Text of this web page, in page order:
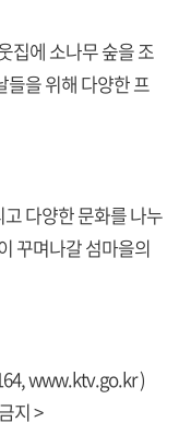
집에 소나무 숲을 조
들을 위해 다양한 프
다양한 문화를 나누
꾸며나갈 섬마을의
www.ktv.go.kr)
지 >